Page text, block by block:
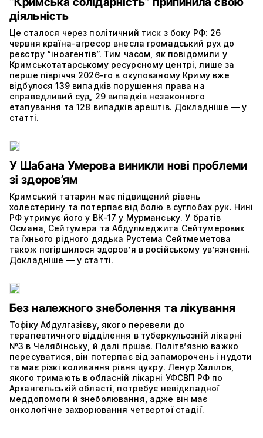
діяльність
Це сталося через політичний тиск з боку РФ: 26
червня країна-агресор внесла громадський рух до
реєстру “іноагентів”. Тим часом, як повідомили у
Кримськотатарському ресурсному центрі, лише за
перше півріччя 2026-го в окупованому Криму вже
відбулося 139 випадків порушення права на
справедливий суд, 29 випадків незаконного
етапування та 128 випадків арештів. Докладніше — у
статті.
У Шабана Умерова виникли нові проблеми
зі здоров’ям
Кримський татарин має підвищений рівень
холестерину та потерпає від болю в суглобах рук. Нині
РФ утримує його у ВК-17 у Мурманську. У братів
Османа, Сейтумера та Абдулмеджита Сейтумерових
та їхнього рідного дядька Рустема Сейтмеметова
також погіршилося здоров’я в російському ув’язненні.
Докладніше — у статті.
Без належного знеболення та лікування
Тофіку Абдулгазієву, якого перевели до
терапевтичного відділення в туберкульозній лікарні
№3 в Челябінську, й далі гіршає. Політвʼязню важко
пересуватися, він потерпає від запаморочень і нудоти
та має різкі коливання рівня цукру. Ленур Халілов,
якого тримають в обласній лікарні УФСВП РФ по
Архангельській області, потребує невідкладної
меддопомоги й знеболювання, адже він має
онкологічне захворювання четвертої стадії.